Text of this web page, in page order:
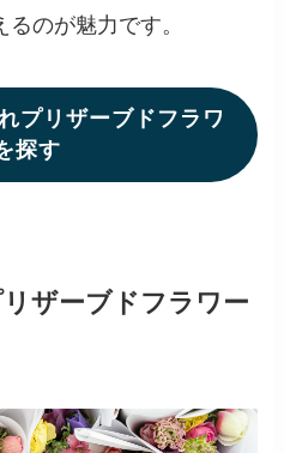
のが魅力です。
プリザーブドフラワ
探す
ザーブドフラワー